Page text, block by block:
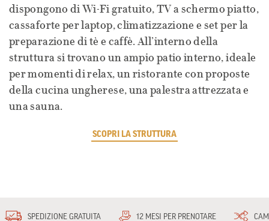
dispongono di Wi-Fi gratuito, TV a schermo piatto,
cassaforte per laptop, climatizzazione e set per la
preparazione di tè e caffè. All’interno della
struttura si trovano un ampio patio interno, ideale
per momenti di relax, un ristorante con proposte
della cucina ungherese, una palestra attrezzata e
una sauna.
SCOPRI LA STRUTTURA
SPEDIZIONE GRATUITA 12 MESI PER PRENOTARE